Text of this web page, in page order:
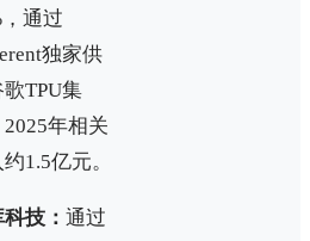
通过
独家供
歌TPU集
年相关
1.5亿元。
技： 通过